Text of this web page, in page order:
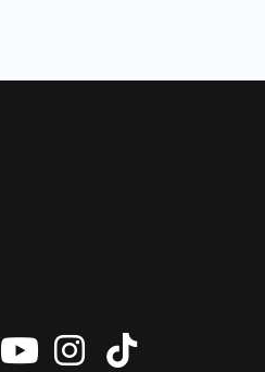
X vanInstagram
Tiktok